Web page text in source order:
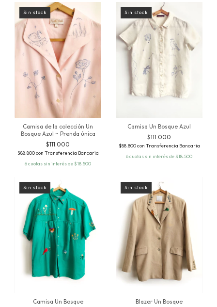
Sin stock
Camisa de la colección Un
Bosque Azul ~ Prenda única
$111.000
$88.800con Transferencia Bancaria
6cuotas sin interés de $18.500
Sin stock
Camisa Un Bosque Azul
$111.000
$88.800con Transferencia Bancaria
6cuotas sin interés de $18.500
Sin stock
Camisa Un Bosque
Sin stock
Blazer Un Bosque